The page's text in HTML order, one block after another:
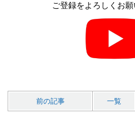
ご登録をよろしくお願
前の記事 一覧